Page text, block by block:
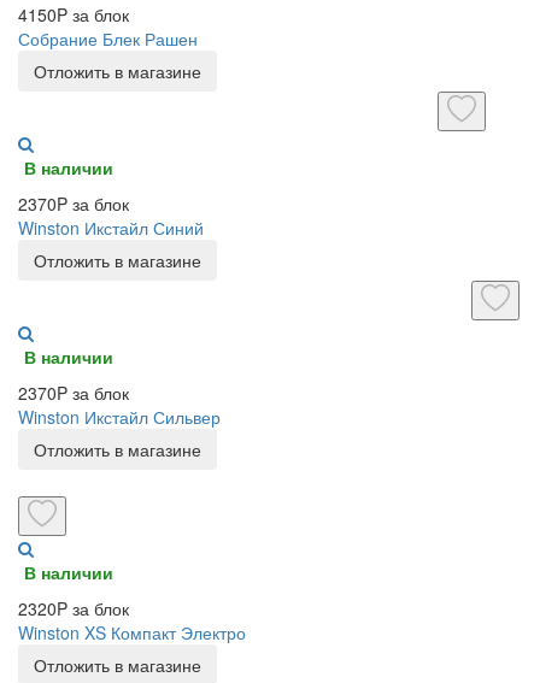
4150P за блок
Собрание Блек Рашен
Отложить в магазине
В наличии
2370P за блок
Winston Икстайл Синий
Отложить в магазине
В наличии
2370P за блок
Winston Икстайл Сильвер
Отложить в магазине
В наличии
2320P за блок
Winston XS Компакт Электро
Отложить в магазине